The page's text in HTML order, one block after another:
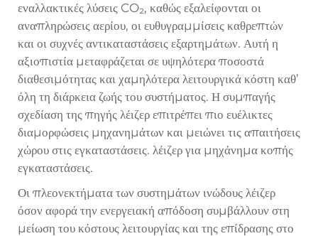
εναλλακτικές λύσεις CO₂, καθώς εξαλείφονται οι
αναπληρώσεις αερίου, οι ευθυγραμμίσεις καθρεπτών
και οι συχνές αντικαταστάσεις εξαρτημάτων. Αυτή η
αξιοπιστία μεταφράζεται σε υψηλότερα ποσοστά
διαθεσιμότητας και χαμηλότερα λειτουργικά κόστη καθ’
όλη τη διάρκεια ζωής του συστήματος. Η συμπαγής
σχεδίαση της πηγής λέιζερ επιτρέπει πιο ευέλικτες
διαμορφώσεις μηχανημάτων και μειώνει τις απαιτήσεις
χώρου στις εγκαταστάσεις. λέιζερ για μηχάνημα κοπής
εγκαταστάσεις.
Οι πλεονεκτήματα των συστημάτων ινώδους λέιζερ
όσον αφορά την ενεργειακή απόδοση συμβάλλουν στη
μείωση του κόστους λειτουργίας και της επίδρασης στο